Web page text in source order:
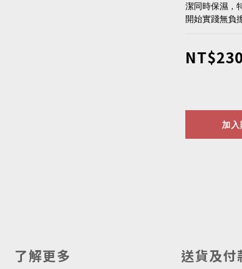
潔同時保濕，
開始實踐無負
NT$230
加
了解更多 送貨及付